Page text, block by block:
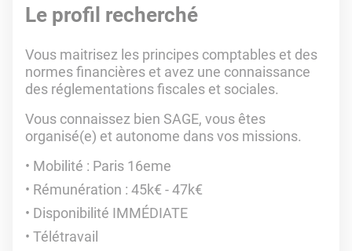
Le profil recherché
Vous maitrisez les principes comptables et des
normes financières et avez une connaissance
des réglementations fiscales et sociales.
Vous connaissez bien SAGE, vous êtes
organisé(e) et autonome dans vos missions.
Mobilité : Paris 16eme
Rémunération : 45k€ - 47k€
Disponibilité IMMÉDIATE
Télétravail